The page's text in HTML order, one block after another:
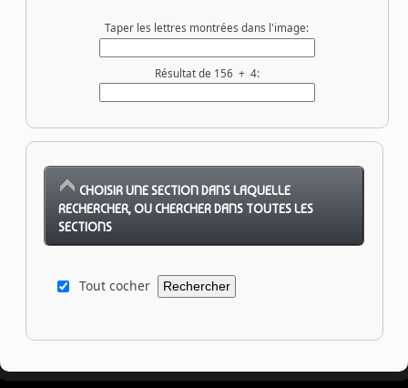
Taper les lettres montrées dans l'image:
Résultat de 156 + 4:
CHOISIR UNE SECTION DANS LAQUELLE
RECHERCHER, OU CHERCHER DANS TOUTES LES
SECTIONS
Tout cocher